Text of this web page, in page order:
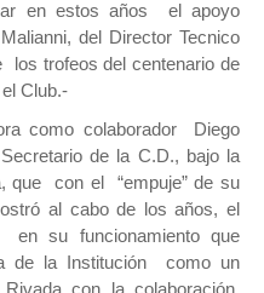
en estos años el apoyo
del Director Tecnico
los trofeos del centenario de
Club.-
como colaborador Diego
de la C.D., bajo la
que con el “empuje” de su
al cabo de los años, el
su funcionamiento que
de la Institución como un